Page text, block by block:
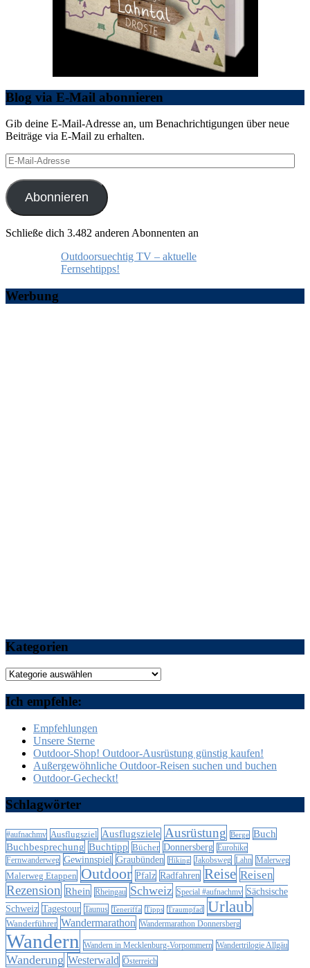
Blog via E-Mail abonnieren
Gib deine E-Mail-Adresse an, um Benachrichtigungen über neue
Beiträge via E-Mail zu erhalten.
E-
Mail-
Adresse
Abonnieren
Schließe dich 3.482 anderen Abonnenten an
Outdoorsuechtig TV – aktuelle
Fernsehtipps!
Werbung
Kategorien
Kategorien
Ich empfehle:
Empfehlungen
Unsere Sterne
Outdoor-Shop! Outdoor-Ausrüstung günstig kaufen!
Außergewöhnliche Outdoor-Reisen suchen und buchen
Outdoor-Gecheckt!
Schlagwörter
#aufnachmv Ausflugsziel Ausflugsziele Ausrüstung Berge Buch
Buchbesprechung Buchtipp Bücher Donnersberg Eurohike
Fernwanderweg Gewinnspiel Graubünden Hiking Jakobsweg Lahn Malerweg
Malerweg Etappen Outdoor Pfalz Radfahren Reise Reisen
Rezension Rhein Rheingau Schweiz Special #aufnachmv Sächsische
Schweiz Tagestour Taunus Teneriffa Tipps Traumpfad Urlaub
Wanderführer Wandermarathon Wandermarathon Donnersberg
Wandern Wandern in Mecklenburg-Vorpommern Wandertrilogie Allgäu
Wanderung Westerwald Österreich